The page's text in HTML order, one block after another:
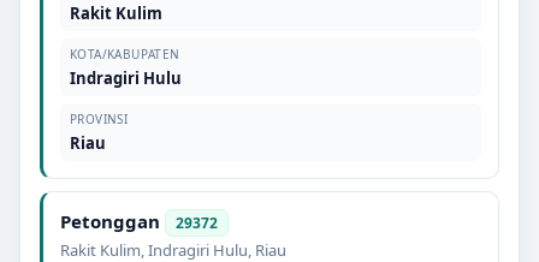
Rakit Kulim
KOTA/KABUPATEN
Indragiri Hulu
PROVINSI
Riau
Petonggan 29372
Rakit Kulim,Indragiri Hulu, Riau